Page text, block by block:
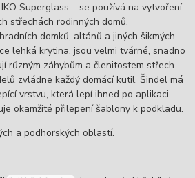
Superglass – se používá na vytvoření
střechách rodinných domů,
domků, altánů a jiných šikmých
lehká krytina, jsou velmi tvárné, snadno
různým záhybům a členitostem střech.
zvládne každý domácí kutil. Šindel má
vrstvu, která lepí ihned po aplikaci.
okamžité přilepení šablony k podkladu.
a podhorských oblastí.